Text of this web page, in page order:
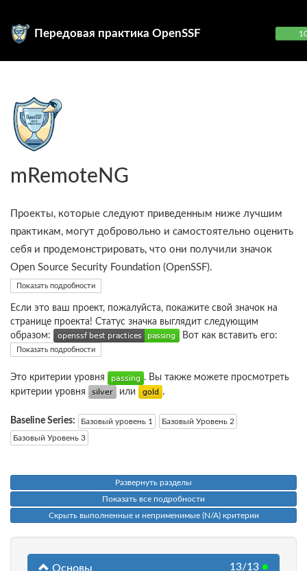
Передовая практика OpenSSF
mRemoteNG
Проекты, которые следуют приведенным ниже лучшим
практикам, могут добровольно и самостоятельно оценить
себя и продемонстрировать, что они получили значок
Open Source Security Foundation (OpenSSF).
Показать подробности
Если это ваш проект, пожалуйста, покажите свой значок на
странице проекта! Статус значка выглядит следующим
образом:
Вот как вставить его:
Показать подробности
Это критерии уровня
. Вы также можете просмотреть
критерии уровня
или .
Baseline Series: Базовый уровень 1
Базовый Уровень 2
Базовый Уровень 3
Развернуть разделы
Показать все подробности
Скрыть выполненные и неприменимые (N/A) критерии
Основы 13/13 ●